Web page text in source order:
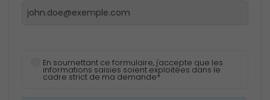
En soumettant ce formulaire, j'accepte que les
informations saisies soient exploitées dans le
cadre strict de ma demande*